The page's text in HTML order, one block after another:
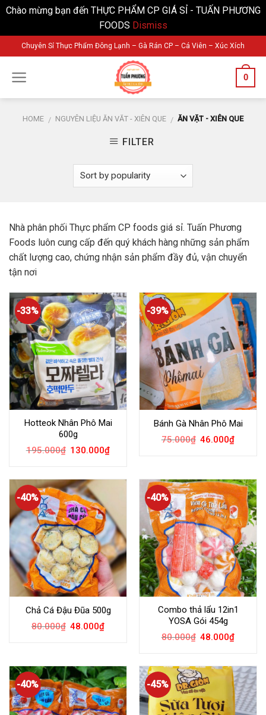
Chào mừng bạn đến THỰC PHẨM CP GIÁ SỈ - TUẤN PHƯƠNG
FOODS Dismiss
to
content
Chuyên Sỉ Thực Phẩm Đông Lạnh – Gà Rán CP – Cá Viên – Xúc Xích
0
HOME / NGUYÊN LIỆU ĂN VĂT - XIÊN QUE / ĂN VẶT - XIÊN QUE
FILTER
Nhà phân phối Thực phẩm CP foods giá sỉ. Tuấn Phương
Foods luôn cung cấp đến quý khách hàng những sản phẩm
chất lượng cao, chứng nhận sản phẩm đầy đủ, vận chuyển
tận nơi
-33%
Hotteok Nhân Phô Mai
600g
195.000₫ 130.000₫
-39%
Bánh Gà Nhân Phô Mai
75.000₫ 46.000₫
-40%
Chả Cá Đậu Đũa 500g
80.000₫ 48.000₫
-40%
Combo thả lẩu 12in1
YOSA Gói 454g
80.000₫ 48.000₫
-40% -45%